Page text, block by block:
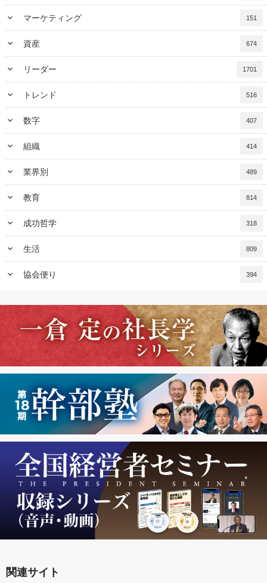
keyboard_arrow_down マーケティング 151
keyboard_arrow_down 資産 674
keyboard_arrow_down リーダー 1701
keyboard_arrow_down トレンド 516
keyboard_arrow_down 数字 407
keyboard_arrow_down 組織 414
keyboard_arrow_down 業界別 489
keyboard_arrow_down 教育 814
keyboard_arrow_down 成功哲学 318
keyboard_arrow_down 生活 809
keyboard_arrow_down 協会便り 394
関連サイト